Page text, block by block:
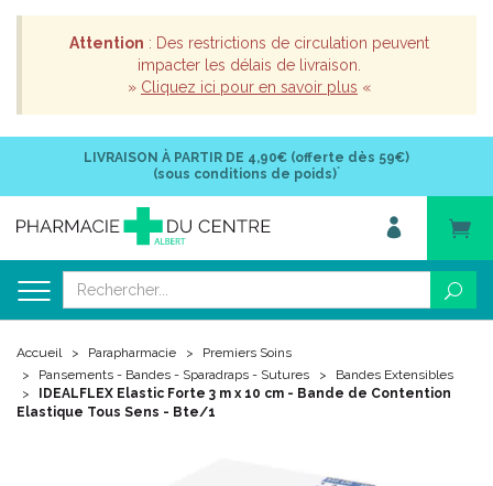
Attention : Des restrictions de circulation peuvent
impacter les délais de livraison.
» Cliquez ici pour en savoir plus «
LIVRAISON À PARTIR DE 4,90€ (offerte dès 59€)
(sous conditions de poids)*
Accueil Parapharmacie
Premiers Soins
Pansements - Bandes - Sparadraps - Sutures
Bandes Extensibles
IDEALFLEX Elastic Forte 3 m x 10 cm - Bande de Contention
Elastique Tous Sens - Bte/1